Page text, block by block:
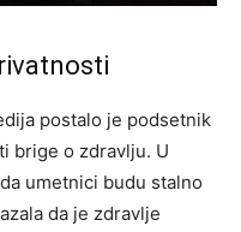
postalo je podsetnik
brige o zdravlju. U
umetnici budu stalno
da je zdravlje